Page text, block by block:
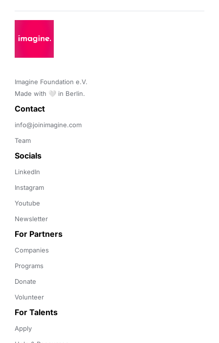
Imagine Foundation e.V.
Made with 🤍 in Berlin.
Contact
info@joinimagine.com
Team
Socials
LinkedIn
Instagram
Youtube
Newsletter
For Partners
Companies
Programs
Donate
Volunteer
For Talents
Apply